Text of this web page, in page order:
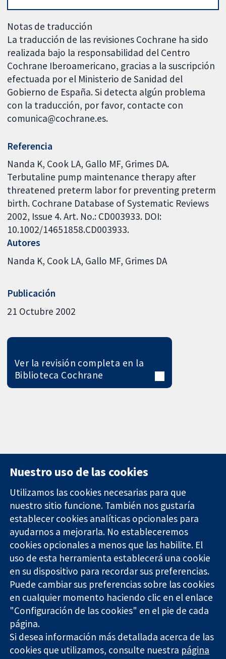
Notas de traducción
La traducción de las revisiones Cochrane ha sido
realizada bajo la responsabilidad del Centro
Cochrane Iberoamericano, gracias a la suscripción
efectuada por el Ministerio de Sanidad del
Gobierno de España. Si detecta algún problema
con la traducción, por favor, contacte con
comunica@cochrane.es.
Referencia
Nanda K, Cook LA, Gallo MF, Grimes DA.
Terbutaline pump maintenance therapy after
threatened preterm labor for preventing preterm
birth. Cochrane Database of Systematic Reviews
2002, Issue 4. Art. No.: CD003933. DOI:
10.1002/14651858.CD003933.
Autores
Nanda K Cook LA Gallo MF Grimes DA
Publicación
21 Octubre 2002
Ver la revisión completa en la
Biblioteca Cochrane
Evidencia fiable.
Decisiones
informadas.
Mejor salud.
11-13 Cavendish
Square
Londres
W1G 0AN
Reino Unido
Contacto
Noticias
Prensa
Sobre
nosotros
Empleo
Cochrane
Library
The Cochrane Collaboration is a charity (no. 1045921) and a
company limited by guarantee (no. 03044323) registered in
England & Wales. VAT registration number GB 718 2127 49.
Nuestro uso de las cookies
Utilizamos las cookies necesarias para que
nuestro sitio funcione. También nos gustaría
establecer cookies analíticas opcionales para
ayudarnos a mejorarla. No estableceremos
cookies opcionales a menos que las habilite. El
uso de esta herramienta establecerá una cookie
en su dispositivo para recordar sus preferencias.
Puede cambiar sus preferencias sobre las cookies
en cualquier momento haciendo clic en el enlace
"Configuración de las cookies" en el pie de cada
página.
Si desea información más detallada acerca de las
cookies que utilizamos, consulte nuestra página